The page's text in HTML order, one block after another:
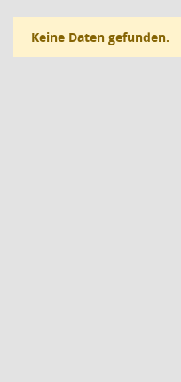
Keine Daten gefunden.